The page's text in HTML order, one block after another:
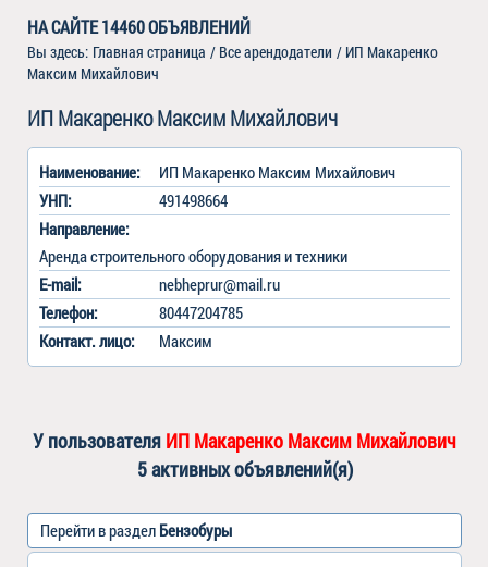
НА САЙТЕ14460ОБЪЯВЛЕНИЙ
Вы здесь: Главная страница / Все арендодатели / ИП Макаренко
Максим Михайлович
ИП Макаренко Максим Михайлович
Наименование:
ИП Макаренко Максим Михайлович
УНП:
491498664
Направление:
Аренда строительного оборудования и техники
E-mail:
nebheprur@mail.ru
Телефон:
80447204785
Контакт.лицо: Максим
У пользователя ИП Макаренко Максим Михайлович
5 активных объявлений(я)
Перейти в раздел Бензобуры